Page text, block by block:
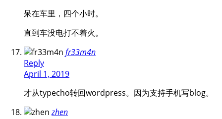
呆在车里，四个小时。
直到车没电打不着火。
fr33m4n
Reply
April 1, 2019
才从typecho转回wordpress。因为支持手机写blog。
zhen